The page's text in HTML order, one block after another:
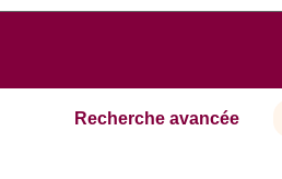
Recherche avancée